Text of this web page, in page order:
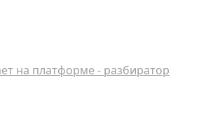
на платформе - разбиратор